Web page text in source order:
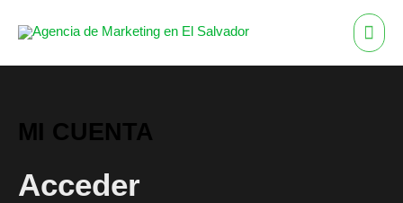
MI CUENTA
Acceder
Obligatorio